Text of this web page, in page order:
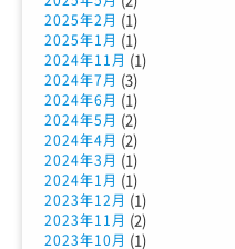
2025年2月 (1)
2025年1月 (1)
2024年11月 (1)
2024年7月 (3)
2024年6月 (1)
2024年5月 (2)
2024年4月 (2)
2024年3月 (1)
2024年1月 (1)
2023年12月 (1)
2023年11月 (2)
2023年10月 (1)